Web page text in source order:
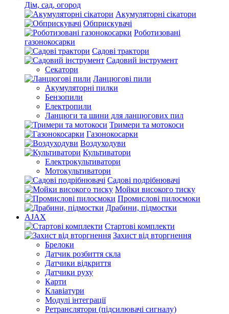
Дім, сад, огород
Акумуляторні сікатори
Обприскувачі
Роботизовані
газонокосарки
Садові трактори
Садовий інструмент
Секатори
Ланцюгові пили
Акумуляторні пилки
Бензопили
Електропили
Ланцюги та шини для ланцюгових пил
Тримери та мотокоси
Газонокосарки
Воздуходуви
Культиватори
Електрокультиватори
Мотокультиватори
Садові подрібнювачі
Мойки високого тиску
Промислові пилосмоки
Драбини, підмостки
AJAX
Стартові комплекти
Захист від вторгнення
Брелоки
Датчик розбиття скла
Датчики відкриття
Датчики руху
Карти
Клавіатури
Модулі інтеграції
Ретранслятори (підсилювачі сигналу)